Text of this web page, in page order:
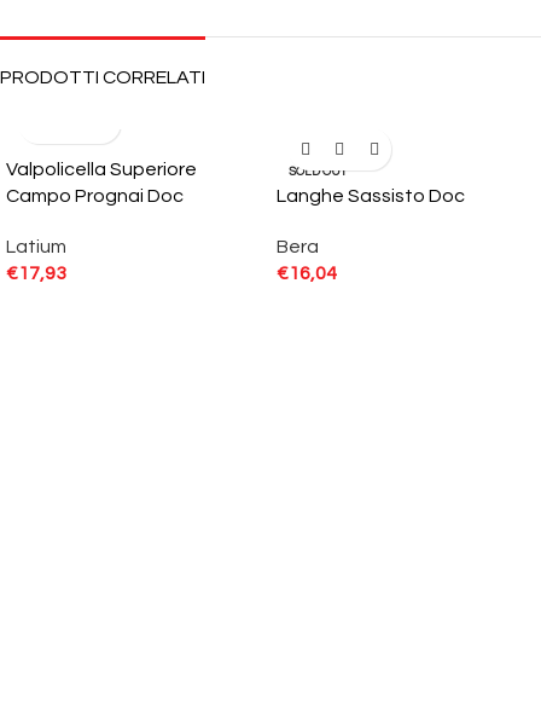
PRODOTTI CORRELATI
Valpolicella Superiore
Campo Prognai Doc
Latium
€17,93
SOLD OUT
Langhe Sassisto Doc
Bera
€16,04